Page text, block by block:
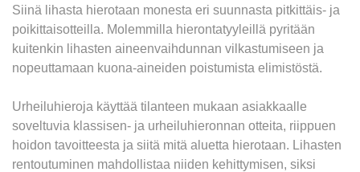
Siinä lihasta hierotaan monesta eri suunnasta pitkittäis- ja
poikittaisotteilla. Molemmilla hierontatyyleillä pyritään
kuitenkin lihasten aineenvaihdunnan vilkastumiseen ja
nopeuttamaan kuona-aineiden poistumista elimistöstä.
Urheiluhieroja käyttää tilanteen mukaan asiakkaalle
soveltuvia klassisen- ja urheiluhieronnan otteita, riippuen
hoidon tavoitteesta ja siitä mitä aluetta hierotaan. Lihasten
rentoutuminen mahdollistaa niiden kehittymisen, siksi